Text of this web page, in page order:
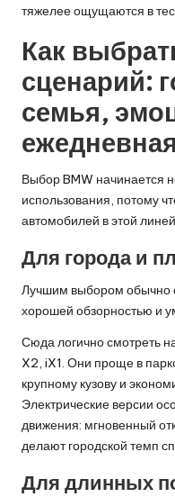
тяжелее ощущаются в
Как
сценарий:
семья,
Выбор BMW начинается
использования, потому
автомобилей в этой
Для города и
Лучшим выбором обычно
хорошей обзорностью и
Сюда логично смотреть
X2, iX1. Они проще в
крупному кузову и
Электрические версии
движения: мгновенный
делают городской темп
Для длинных